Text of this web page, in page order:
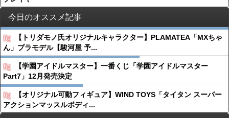
今日のオススメ記事
【トリダモノ氏オリジナルキャラクター】PLAMATEA「MXちゃ
ん」プラモデル【駿河屋 予...
【学園アイドルマスター】一番くじ「学園アイドルマスター
Part7」12月発売決定
【オリジナル可動フィギュア】WIND TOYS「タイタン スーパー
アクションマッスルボディ...